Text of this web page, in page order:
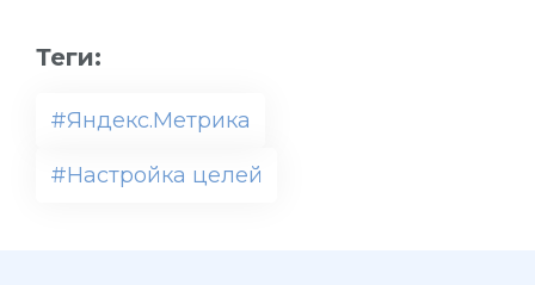
Теги:
#Яндекс.Метрика
#Настройка целей